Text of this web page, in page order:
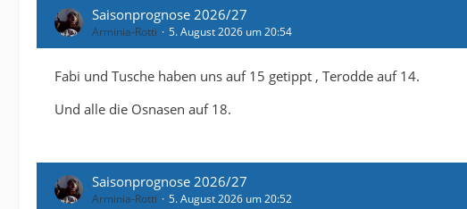
Saisonprognose 2026/27
Arminia-Rotti 5. August 2026 um 20:54
Fabi und Tusche haben uns auf 15 getippt , Terodde auf 14.
Und alle die Osnasen auf 18.
Saisonprognose 2026/27
Arminia-Rotti 5. August 2026 um 20:52